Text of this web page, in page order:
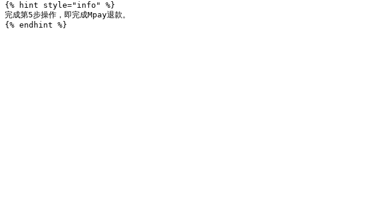
{% hint style="info" %}
完成第5步操作，即完成Mpay退款。